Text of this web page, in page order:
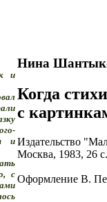
и
и
с
Нина
Когда
с
Издательство
Москва, 1983, 26 с.
Оформление В.